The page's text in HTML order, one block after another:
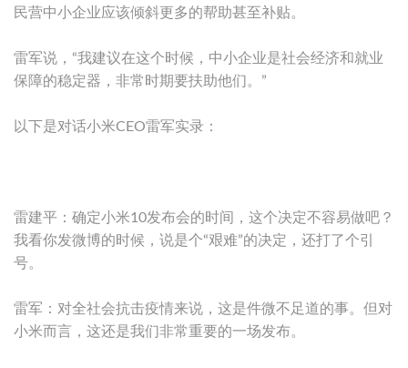
民营中小企业应该倾斜更多的帮助甚至补贴。
雷军说，“我建议在这个时候，中小企业是社会经济和就业
保障的稳定器，非常时期要扶助他们。”
以下是对话小米CEO雷军实录：
雷建平：确定小米10发布会的时间，这个决定不容易做吧？
我看你发微博的时候，说是个“艰难”的决定，还打了个引
号。
雷军：对全社会抗击疫情来说，这是件微不足道的事。但对
小米而言，这还是我们非常重要的一场发布。